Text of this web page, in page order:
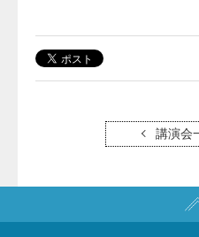
講演会